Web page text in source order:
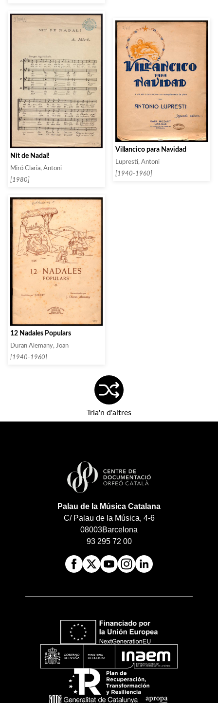
Nit de Nadal!
Miró Claria, Antoni
[1980]
Villancico para Navidad
Lupresti, Antoni
[1940-1960]
12 Nadales Populars
Duran Alemany, Joan
[1940-1960]
Tria'n d'altres
Palau de la Música Catalana
C/ Palau de la Música, 4-6
08003Barcelona
93 295 72 00